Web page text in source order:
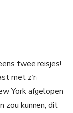
twee reisjes!
met z’n
York afgelopen
zou kunnen, dit